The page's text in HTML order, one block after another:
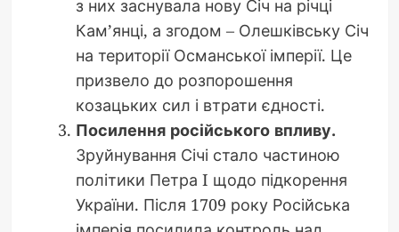
з них заснувала нову Січ на річці
Кам’янці, а згодом – Олешківську Січ
на території Османської імперії. Це
призвело до розпорошення
козацьких сил і втрати єдності.
Посилення російського впливу.
Зруйнування Січі стало частиною
політики Петра I щодо підкорення
України. Після 1709 року Російська